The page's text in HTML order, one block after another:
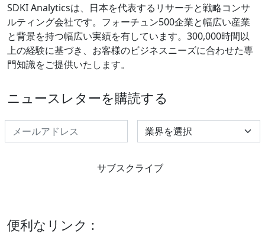
SDKI Analyticsは、日本を代表するリサーチと戦略コンサ
ルティング会社です。フォーチュン500企業と幅広い産業
と背景を持つ幅広い実績を有しています。300,000時間以
上の経験に基づき、お客様のビジネスニーズに合わせた専
門知識をご提供いたします。
ニュースレターを購読する
Select Industry
サブスクライブ
便利なリンク :